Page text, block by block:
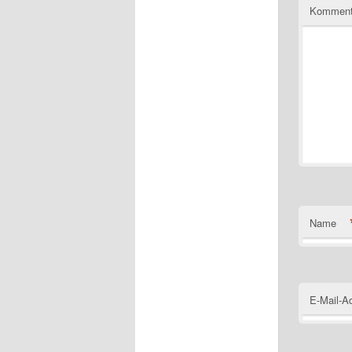
Name
E-Mail-